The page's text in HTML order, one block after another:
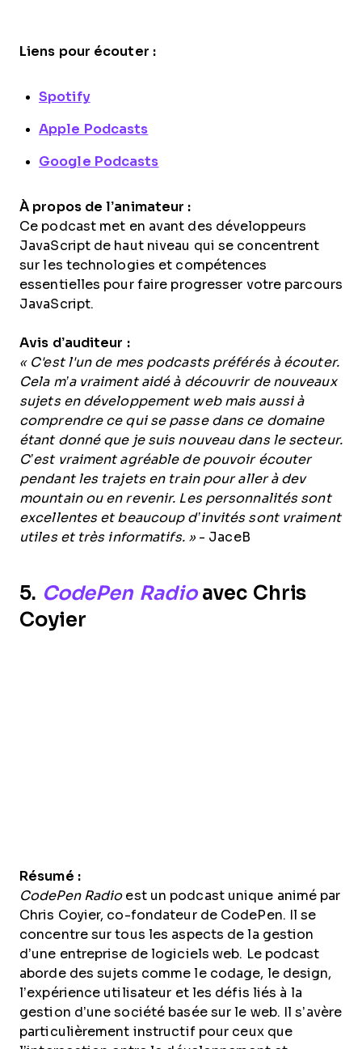
Liens pour écouter :
Spotify
Apple Podcasts
Google Podcasts
À propos de l’animateur :
Ce podcast met en avant des développeurs
JavaScript de haut niveau qui se concentrent
sur les technologies et compétences
essentielles pour faire progresser votre parcours
JavaScript.
Avis d’auditeur :
« C'est l'un de mes podcasts préférés à écouter.
Cela m’a vraiment aidé à découvrir de nouveaux
sujets en développement web mais aussi à
comprendre ce qui se passe dans ce domaine
étant donné que je suis nouveau dans le secteur.
C’est vraiment agréable de pouvoir écouter
pendant les trajets en train pour aller à dev
mountain ou en revenir. Les personnalités sont
excellentes et beaucoup d’invités sont vraiment
utiles et très informatifs. »- JaceB
5. CodePen Radioavec Chris
Coyier
Résumé :
CodePen Radioest un podcast unique animé par
Chris Coyier, co-fondateur de CodePen. Il se
concentre sur tous les aspects de la gestion
d’une entreprise de logiciels web. Le podcast
aborde des sujets comme le codage, le design,
l’expérience utilisateur et les défis liés à la
gestion d’une société basée sur le web. Il s’avère
particulièrement instructif pour ceux que